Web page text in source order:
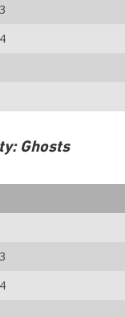
Ghosts